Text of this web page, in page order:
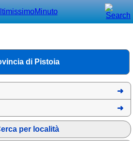
di Pistoia
per località